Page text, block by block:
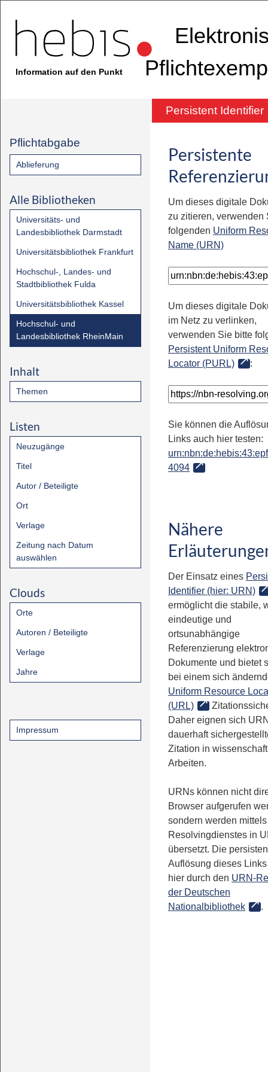
Information auf den Punkt
Persistent Identifier
Pflichtabgabe
Ablieferung
Alle Bibliotheken
Universitäts- und
Landesbibliothek Darmstadt
Universitätsbibliothek Frankfurt
Hochschul-, Landes- und
Stadtbibliothek Fulda
Universitätsbibliothek Kassel
Hochschul- und
Landesbibliothek RheinMain
Inhalt
Themen
Listen
Neuzugänge
Titel
Autor / Beteiligte
Ort
Verlage
Zeitung nach Datum
auswählen
Clouds
Orte
Autoren / Beteiligte
Verlage
Jahre
Impressum
Persistente
Um dieses digitale
zu zitieren, verwenden
folgenden Uniform
Name (URN)
Um dieses digitale
im Netz zu verlinken,
verwenden Sie bitte
Persistent Uniform
Locator (PURL)
:
Sie können die
Links auch hier testen:
4094
Nähere
Der Einsatz eines
Identifier (hier: URN)
ermöglicht die stabile,
eindeutige und
ortsunabhängige
Referenzierung
Dokumente und bietet
bei einem sich
Uniform Resource
(URL)
Daher eignen sich
dauerhaft
Zitation in
Arbeiten.
URNs können nicht
Browser aufgerufen
sondern werden
Resolvingdienstes in
übersetzt. Die
Auflösung dieses
hier durch den URN-
der Deutschen
Nationalbibliothek
.